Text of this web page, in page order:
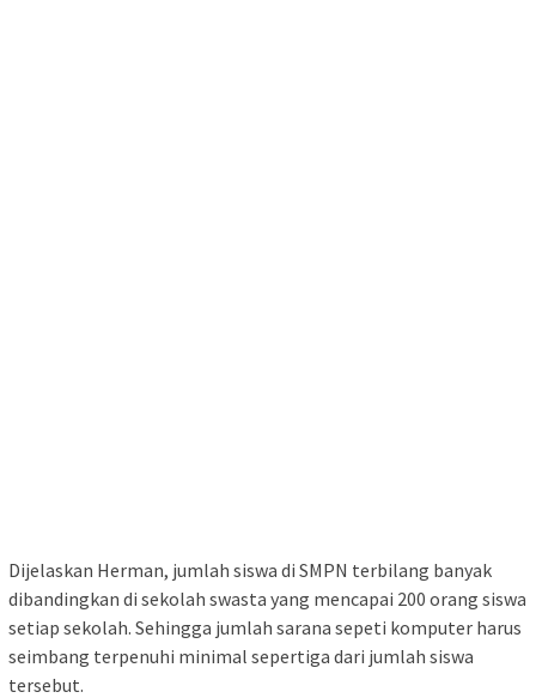
Dijelaskan Herman, jumlah siswa di SMPN terbilang banyak
dibandingkan di sekolah swasta yang mencapai 200 orang siswa
setiap sekolah. Sehingga jumlah sarana sepeti komputer harus
seimbang terpenuhi minimal sepertiga dari jumlah siswa
tersebut.